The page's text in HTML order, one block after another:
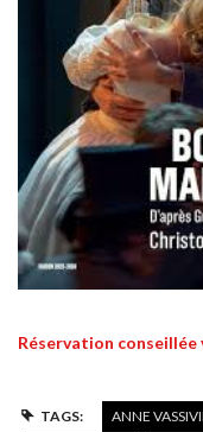
Réservation
TAGS: ANNE